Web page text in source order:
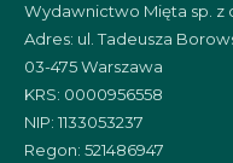
Wydawnictwo Mięta sp. z
Adres: ul. Tadeusza
03-475 Warszawa
KRS: 0000956558
NIP: 1133053237
Regon: 521486947